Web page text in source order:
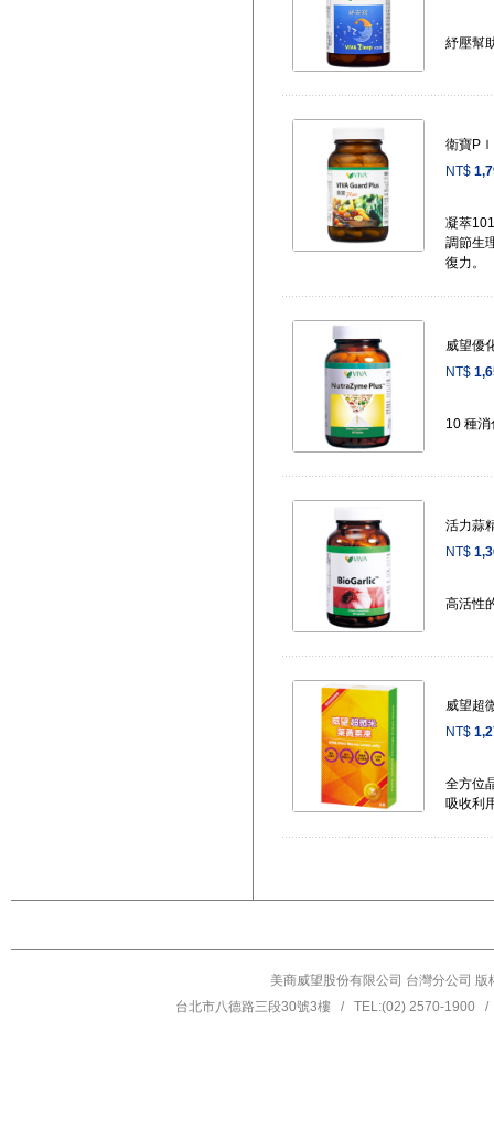
紓壓幫
衛寶P
NT$
凝萃
調節生
復力。
威望優
NT$
10 種
活力蒜
NT$
高活性
威望超
NT$
全方位
吸收利
美商威望股份有限公司 台灣分公司
台北市八德路三段30號3樓 / TEL:(02) 2570-